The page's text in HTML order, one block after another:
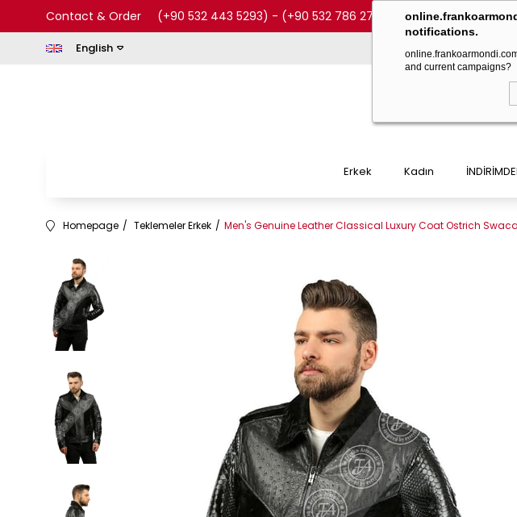
notifications.
and current campaigns?
Contact & Order (+90 532 443 5293) - (+90 532 786 27 54) -(+90 532 215 7047)
English
Erkek Kadın
Homepage Teklemeler Erkek Men's Genuine Leather Classical Luxury Coat Ostrich